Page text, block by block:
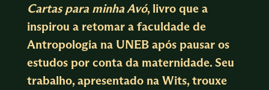
Cartas para minha Avó, livro que a
inspirou a retomar a faculdade de
Antropologia na UNEB após pausar os
estudos por conta da maternidade. Seu
trabalho, apresentado na Wits, trouxe